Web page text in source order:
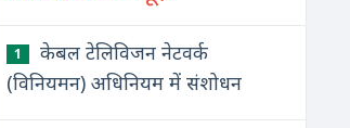
1
केबल टेलिविजन नेटवर्क
(विनियमन) अधिनियम में संशोधन